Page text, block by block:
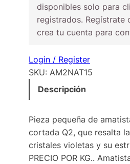
disponibles solo para
registrados. Regístrate
crea tu cuenta para
Login / Register
SKU: AM2NAT15
Descripción
Pieza pequeña de
cortada Q2, que resalta
cristales violetas y su
PRECIO POR KG..